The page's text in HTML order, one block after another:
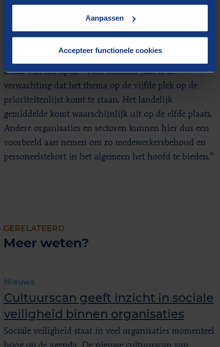
Aanpassen
Accepteer functionele cookies
cluster loopt daarmee wederom ver voorop ten
opzichte van andere clusters van sectoren.
“Nog opvallender zijn de ambities van dit cluster”,
aldus Van der Spek. “Voor komend jaar is de
verwachting dat het thema op de vijfde plek op de
prioriteitenlijst komt te staan. Het landelijk
gemiddelde komt waarschijnlijk uit op de elfde plaats.
Andere organisaties en sectoren kunnen hier dus een
voorbeeld aan nemen om zo medewerkersbehoud en
personeelstekort in het algemeen het hoofd te bieden.”
GERELATEERD
Meer weten?
Nieuws
Cultuurscan geeft inzicht in sociale
veiligheid binnen organisaties
Sociale veiligheid staat in veel organisaties momenteel